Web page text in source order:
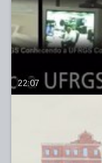
22:07